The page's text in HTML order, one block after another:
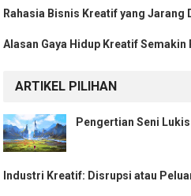
Rahasia Bisnis Kreatif yang Jarang
Alasan Gaya Hidup Kreatif Semakin
ARTIKEL PILIHAN
Pengertian Seni Lukis
Industri Kreatif: Disrupsi atau